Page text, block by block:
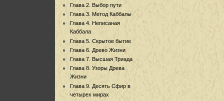
Глава 2. Выбор пути
Глава 3. Метод Каббалы
Глава 4. Неписаная
Каббала
Глава 5. Скрытое бытие
Глава 6. Древо Жизни
Глава 7. Высшая Триада
Глава 8. Узоры Древа
Жизни
Глава 9. Десять Сфир в
четырех мирах